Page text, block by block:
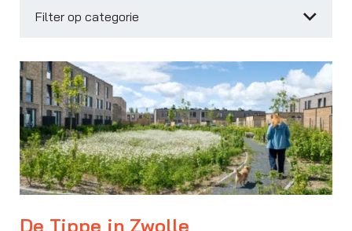
Filter op categorie
De Tippe in Zwolle